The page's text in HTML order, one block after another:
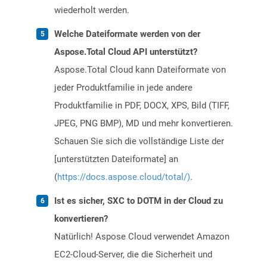
wiederholt werden.
Welche Dateiformate werden von der
Aspose.Total Cloud API unterstützt?
Aspose.Total Cloud kann Dateiformate von
jeder Produktfamilie in jede andere
Produktfamilie in PDF, DOCX, XPS, Bild (TIFF,
JPEG, PNG BMP), MD und mehr konvertieren.
Schauen Sie sich die vollständige Liste der
[unterstützten Dateiformate] an
(https://docs.aspose.cloud/total/).
Ist es sicher, SXC to DOTM in der Cloud zu
konvertieren?
Natürlich! Aspose Cloud verwendet Amazon
EC2-Cloud-Server, die die Sicherheit und